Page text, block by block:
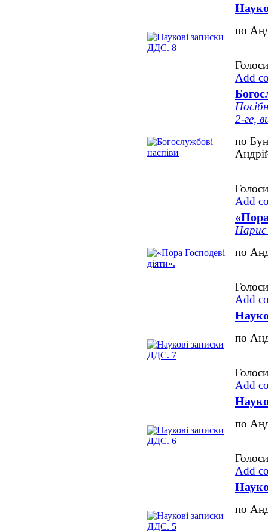
по
Add
2-ге,
по
Add
Нарис
по
Add
по
Add
по
Add
по